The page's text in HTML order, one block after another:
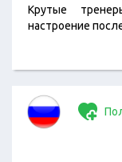
Крутые
настроение